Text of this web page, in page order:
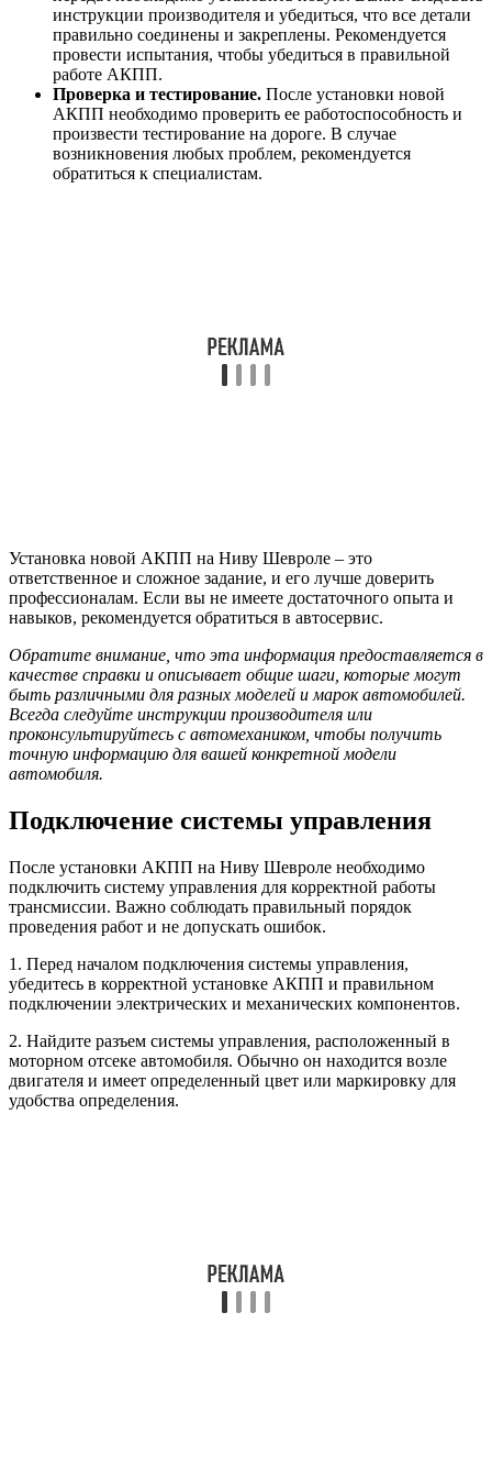
инструкции производителя и убедиться, что все детали
правильно соединены и закреплены. Рекомендуется
провести испытания, чтобы убедиться в правильной
работе АКПП.
Проверка и тестирование. После установки новой
АКПП необходимо проверить ее работоспособность и
произвести тестирование на дороге. В случае
возникновения любых проблем, рекомендуется
обратиться к специалистам.
Установка новой АКПП на Ниву Шевроле – это
ответственное и сложное задание, и его лучше доверить
профессионалам. Если вы не имеете достаточного опыта и
навыков, рекомендуется обратиться в автосервис.
Обратите внимание, что эта информация предоставляется в
качестве справки и описывает общие шаги, которые могут
быть различными для разных моделей и марок автомобилей.
Всегда следуйте инструкции производителя или
проконсультируйтесь с автомехаником, чтобы получить
точную информацию для вашей конкретной модели
автомобиля.
Подключение системы управления
После установки АКПП на Ниву Шевроле необходимо
подключить систему управления для корректной работы
трансмиссии. Важно соблюдать правильный порядок
проведения работ и не допускать ошибок.
1. Перед началом подключения системы управления,
убедитесь в корректной установке АКПП и правильном
подключении электрических и механических компонентов.
2. Найдите разъем системы управления, расположенный в
моторном отсеке автомобиля. Обычно он находится возле
двигателя и имеет определенный цвет или маркировку для
удобства определения.